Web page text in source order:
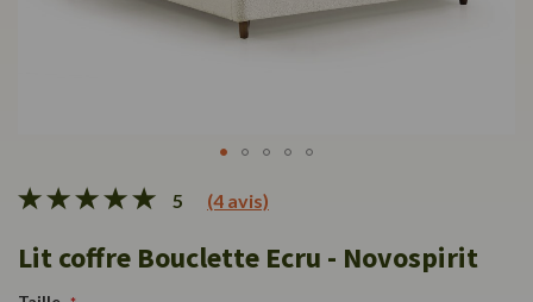
5 (4 avis)
Lit coffre Bouclette Ecru - Novospirit
au
de